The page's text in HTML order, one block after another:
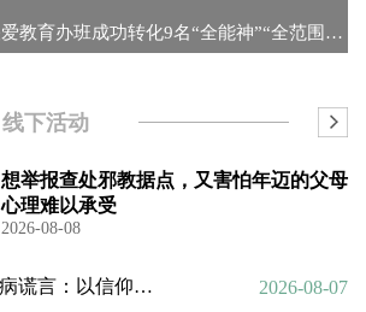
浙江义乌走读式关爱教育办班成功转化9名“全能神”“全范围教会...
线下活动
想举报查处邪教据点，又害怕年迈的父母
心理难以承受
2026-08-08
拆穿“全能神”治病谎言：以信仰绑架生命，以洗脑延误治疗
2026-08-07